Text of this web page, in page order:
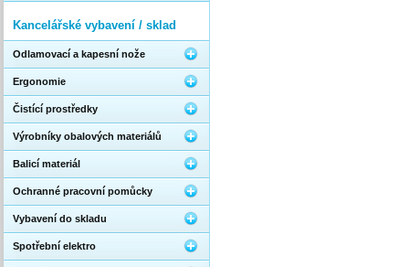
Kancelářské vybavení / sklad
Odlamovací a kapesní nože
Ergonomie
Čistící prostředky
Výrobníky obalových materiálů
Balicí materiál
Ochranné pracovní pomůcky
Vybavení do skladu
Spotřební elektro